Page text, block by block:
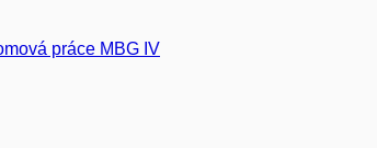
práce MBG IV